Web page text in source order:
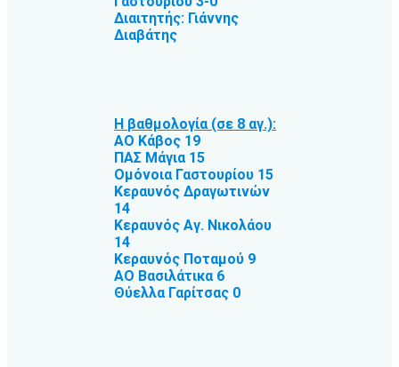
Διαιτητής: Γιάννης
Διαβάτης
Η βαθμολογία (σε 8 αγ.):
ΑΟ Κάβος 19
ΠΑΣ Μάγια 15
Ομόνοια Γαστουρίου 15
Κεραυνός Δραγωτινών
14
Κεραυνός Αγ. Νικολάου
14
Κεραυνός Ποταμού 9
ΑΟ Βασιλάτικα 6
Θύελλα Γαρίτσας 0